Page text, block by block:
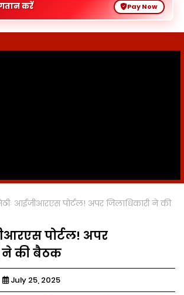
करें Pay Now
आईजीआरएस पोर्टल! अपर जिलाधिकारी ने की
पोर्टल! अपर
ने की बैठक
July 25, 2025